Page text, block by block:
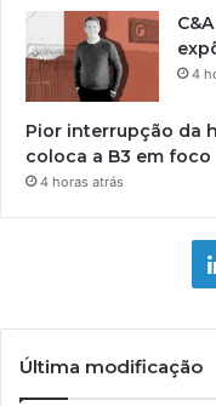
4
Pior interrupção da
coloca a B3 em foco
4 horas atrás
Última modificação